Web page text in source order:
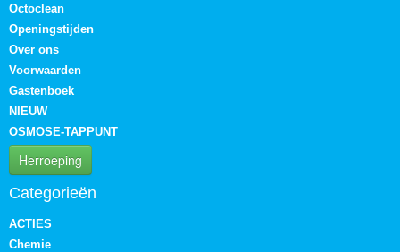
Octoclean
Openingstijden
Over ons
Voorwaarden
Gastenboek
NIEUW
OSMOSE-TAPPUNT
Herroeping
Categorieën
ACTIES
Chemie